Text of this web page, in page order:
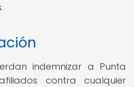
indemnizar a Punta
contra cualquier